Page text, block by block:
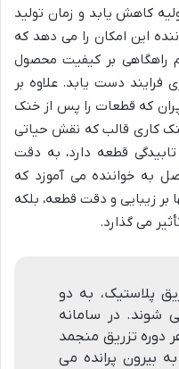
کاهش یابد و زمان تولید
این امکان را می دهد که
راهگاهی بر کیفیت محصول
فرایند دست یابد. علاوه بر
پران که قطعات را پس از خنک
کاری قالب که نقش حیاتی
قطعه دارد، به دقت
به خواننده می آموزد که
بر زیبایی و دقت قطعه، بلکه
می گذارد.
پلاستیک، به دو
شوند. در سامانه
دوره تزریق منجمد
بیرون پرانده می